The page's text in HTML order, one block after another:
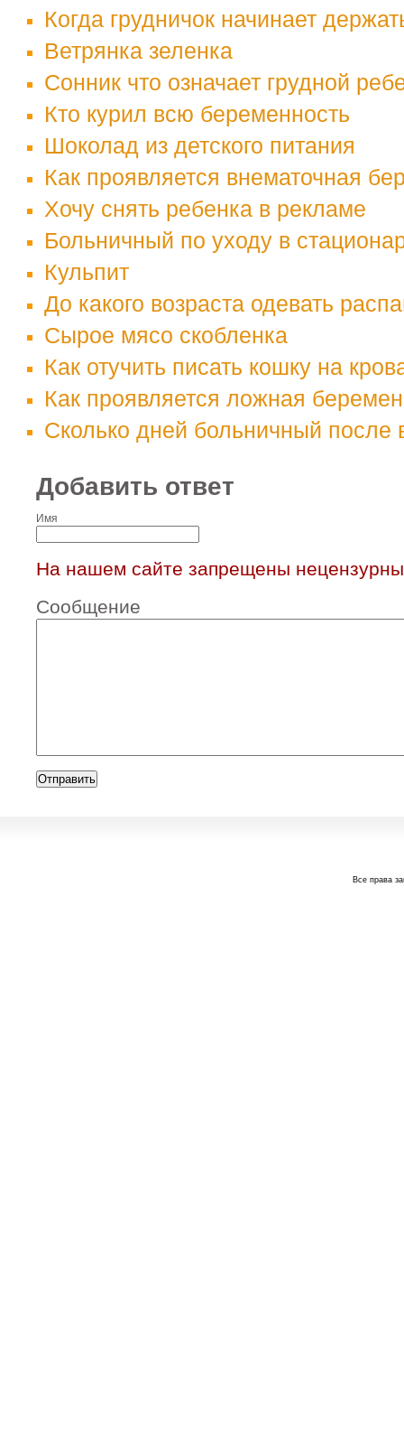
Когда грудничок начинает
Ветрянка зеленка
Сонник что означает грудной
Кто курил всю беременность
Шоколад из детского питания
Как проявляется внематочная
Хочу снять ребенка в рекламе
Больничный по уходу в
Кульпит
До какого возраста одевать
Сырое мясо скобленка
Как отучить писать кошку на
Как проявляется ложная
Сколько дней больничный после
Добавить ответ
Имя
На нашем сайте запрещены
Сообщение
Все права